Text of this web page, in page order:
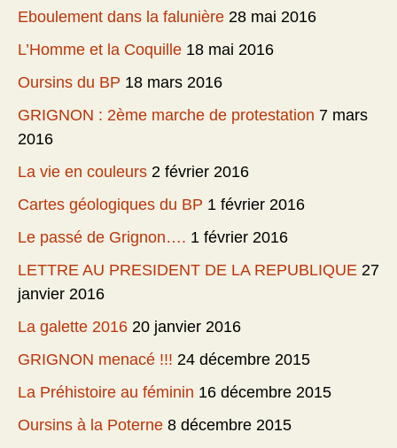
Eboulement dans la falunière 28 mai 2016
L’Homme et la Coquille 18 mai 2016
Oursins du BP 18 mars 2016
GRIGNON : 2ème marche de protestation 7 mars
2016
La vie en couleurs 2 février 2016
Cartes géologiques du BP 1 février 2016
Le passé de Grignon…. 1 février 2016
LETTRE AU PRESIDENT DE LA REPUBLIQUE 27
janvier 2016
La galette 2016 20 janvier 2016
GRIGNON menacé !!! 24 décembre 2015
La Préhistoire au féminin 16 décembre 2015
Oursins à la Poterne 8 décembre 2015